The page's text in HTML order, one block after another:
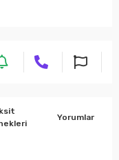
Yorumlar